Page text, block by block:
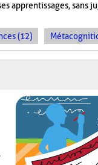
apprentissages, sans
(12)